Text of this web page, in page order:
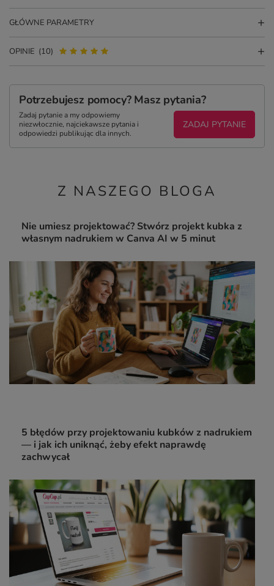
GŁÓWNE PARAMETRY
OPINIE (10)
Potrzebujesz pomocy? Masz pytania?
Zadaj pytanie a my odpowiemy
niezwłocznie, najciekawsze pytania i
odpowiedzi publikując dla innych.
ZADAJ PYTANIE
Z NASZEGO BLOGA
Nie umiesz projektować? Stwórz projekt kubka z
własnym nadrukiem w Canva AI w 5 minut
5 błędów przy projektowaniu kubków z nadrukiem
— i jak ich uniknąć, żeby efekt naprawdę
zachwycał